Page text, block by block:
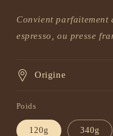
Convient parfaitement
espresso, ou presse
Origine
Poids
120g 340g